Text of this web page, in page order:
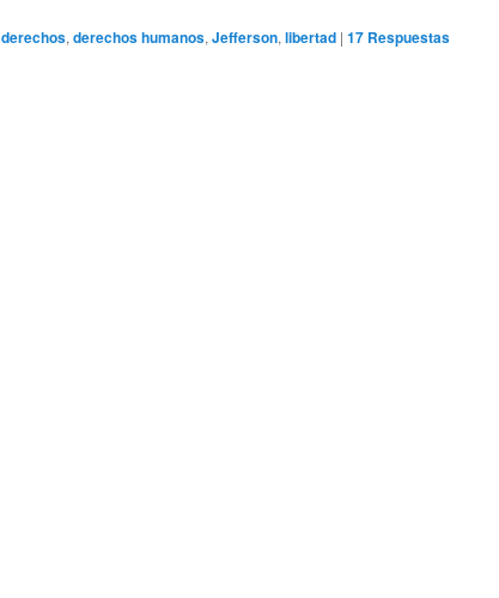
derechos, derechos humanos, Jefferson, libertad | 17 Respuestas